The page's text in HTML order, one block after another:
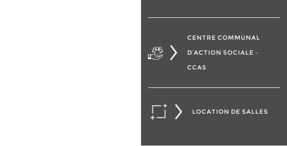
CENTRE COMMUNAL
D’ACTION SOCIALE –
CCAS
LOCATION DE SALLES